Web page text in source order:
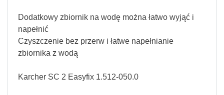
Dodatkowy zbiornik na wodę można łatwo wyjąć i
napełnić
Czyszczenie bez przerw i łatwe napełnianie
zbiornika z wodą
Karcher SC 2 Easyfix 1.512-050.0